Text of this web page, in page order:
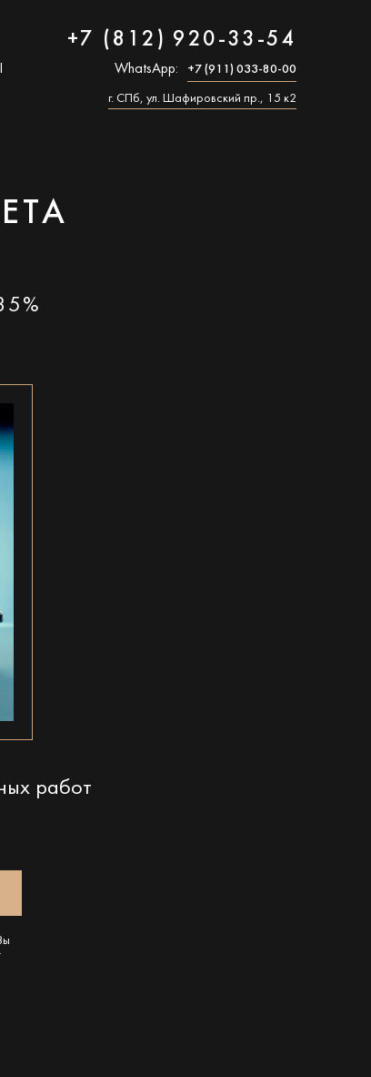
+7 (812) 920-33-54
WhatsApp: +7 (911) 033-80-00
г. СПб, ул. Шафировский пр., 15 к2
работ